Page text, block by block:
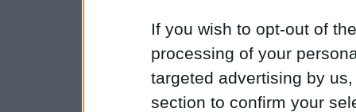
If you wish to opt-out of
processing of your
targeted advertising by
section to confirm your